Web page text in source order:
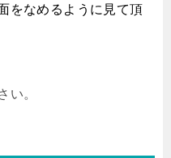
をなめるように見て頂
い。